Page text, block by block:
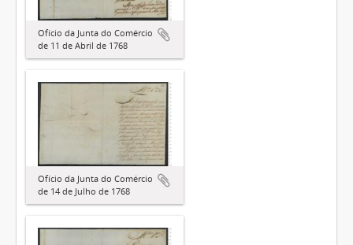
Ofício da Junta do Comércio
de 11 de Abril de 1768
Ofício da Junta do Comércio
de 14 de Julho de 1768